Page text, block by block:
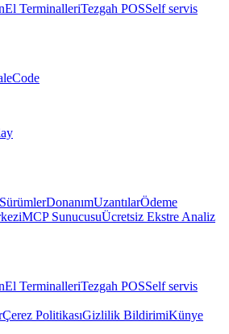
El TerminalleriTezgah POSSelf servis
Code
SürümlerDonanımUzantılarÖdeme
MCP SunucusuÜcretsiz Ekstre Analiz
El TerminalleriTezgah POSSelf servis
Çerez PolitikasıGizlilik BildirimiKünye